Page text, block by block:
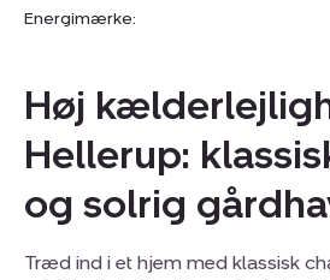
Energimærke:
Høj
Hellerup:
og solrig
Træd ind i et hjem med klassisk